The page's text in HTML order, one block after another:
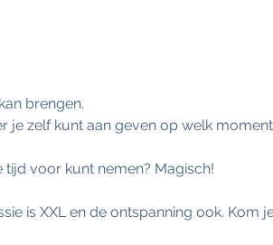
brengen.
je zelf kunt aan geven op welk
voor kunt nemen? Magisch!
is XXL en de ontspanning ook. Kom